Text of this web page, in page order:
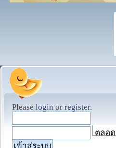
Please login or register.